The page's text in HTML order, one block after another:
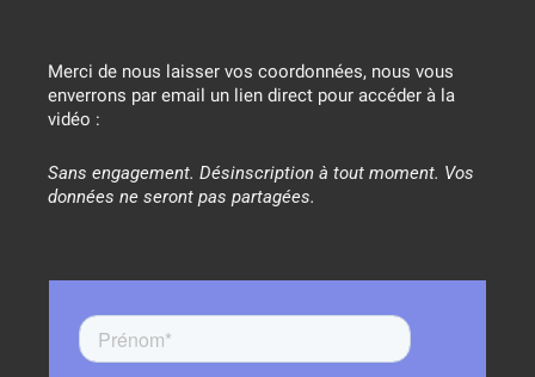
Merci de nous laisser vos coordonnées, nous vous
enverrons par email un lien direct pour accéder à la
vidéo :
Sans engagement. Désinscription à tout moment. Vos
données ne seront pas partagées.